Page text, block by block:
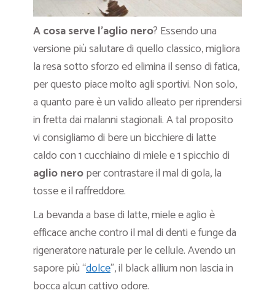
A cosa serve l’aglio nero? Essendo una
versione più salutare di quello classico, migliora
la resa sotto sforzo ed elimina il senso di fatica,
per questo piace molto agli sportivi. Non solo,
a quanto pare è un valido alleato per riprendersi
in fretta dai malanni stagionali. A tal proposito
vi consigliamo di bere un bicchiere di latte
caldo con 1 cucchiaino di miele e 1 spicchio di
aglio neroper contrastare il mal di gola, la
tosse e il raffreddore.
La bevanda a base di latte, miele e aglio è
efficace anche contro il mal di denti e funge da
rigeneratore naturale per le cellule. Avendo un
sapore più “dolce”, il black allium non lascia in
bocca alcun cattivo odore.